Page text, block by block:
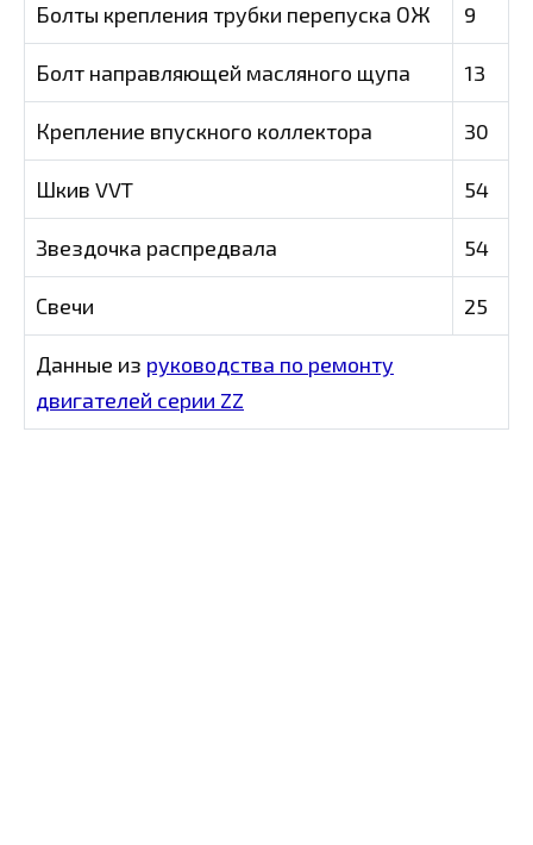
Болты крепления трубки перепуска ОЖ 9
Болт направляющей масляного щупа 13
Крепление впускного коллектора 30
Шкив VVT 54
Звездочка распредвала 54
Свечи 25
Данные из руководства по ремонту
двигателей серии ZZ